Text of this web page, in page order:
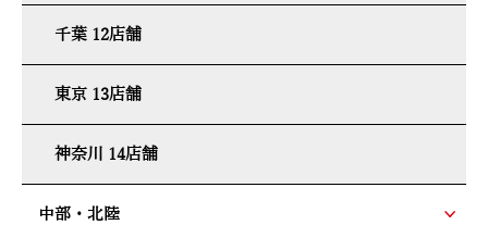
千葉 12店舗
東京 13店舗
神奈川 14店舗
中部・北陸